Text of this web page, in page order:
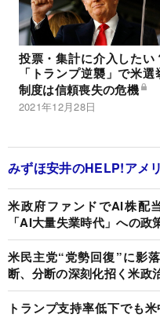
投票・集計に介入したい
「トランプ逆襲」で米選
制度は信頼喪失の危機
2021年12月28日
みずほ安井のHELP!アメ
米政府ファンドでAI株配
「AI大量失業時代」への政
米民主党“党勢回復”に影
断、分断の深刻化招く米政
トランプ支持率低下でも